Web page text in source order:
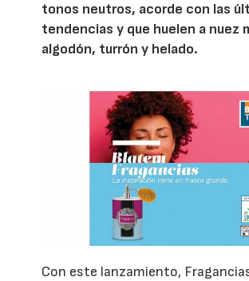
tonos neutros, acorde con las
tendencias y que huelen a nuez
algodón, turrón y helado.
Con este lanzamiento,